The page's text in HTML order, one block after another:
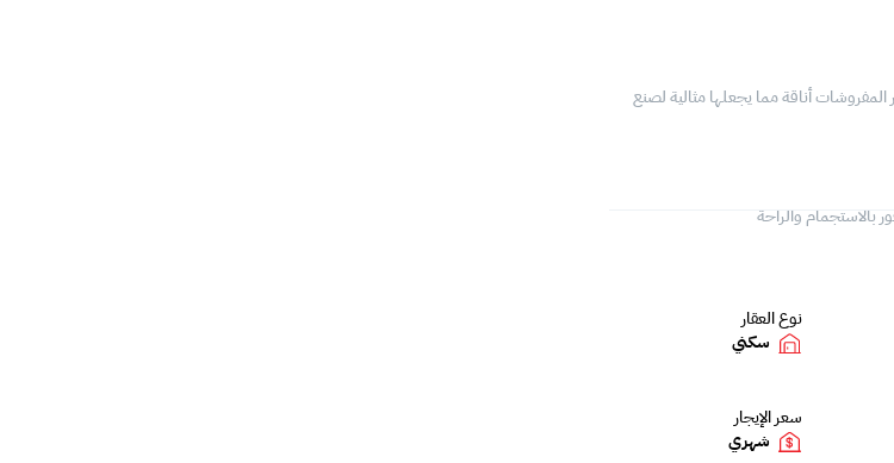
أناقة مما يجعلها مثالية لصنع
بالاستجمام والراحة
نوع العقار
سكني
سعر الإيجار
شهري